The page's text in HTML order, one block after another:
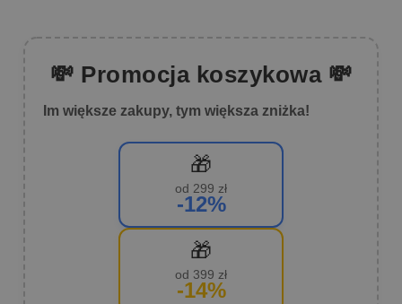
💸 Promocja koszykowa 💸
Im większe zakupy, tym większa zniżka!
🎁
od 299 zł
-12%
🎁
od 399 zł
-14%